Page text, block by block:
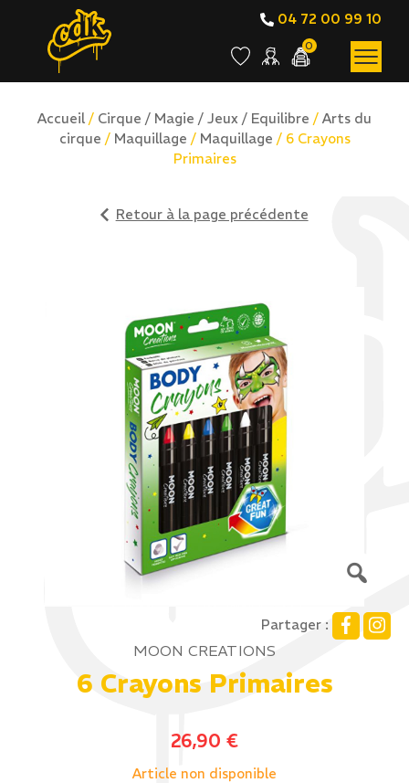
04 72 00 99 10
0
Accueil / Cirque / Magie / Jeux / Equilibre / Arts du
cirque / Maquillage / Maquillage / 6 Crayons
Primaires
Retour à la page précédente
Partager :
MOON CREATIONS
6 Crayons Primaires
26,90 €
Article non disponible